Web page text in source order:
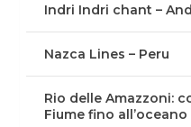
Indri Indri chant –
Nazca Lines – Peru
Rio delle Amazzoni:
Fiume fino